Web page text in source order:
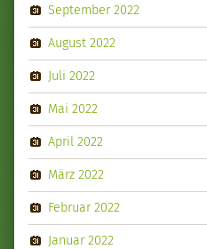
September 2022
August 2022
Juli 2022
Mai 2022
April 2022
März 2022
Februar 2022
Januar 2022